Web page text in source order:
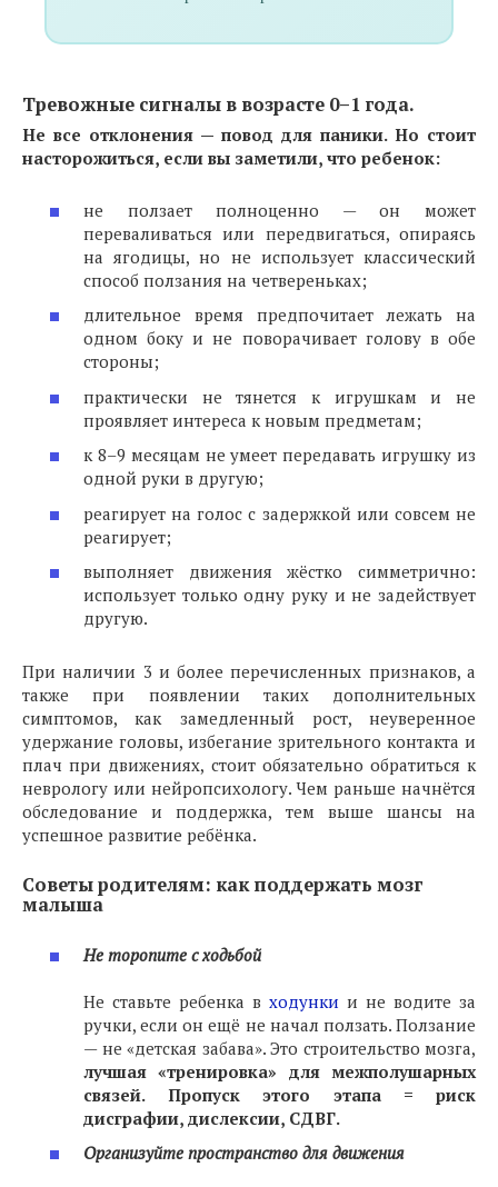
Тревожные сигналы в возрасте 0–1 года.
Не все отклонения — повод для паники. Но стоит
насторожиться, если вы заметили, что ребенок:
не ползает полноценно — он может
переваливаться или передвигаться, опираясь
на ягодицы, но не использует классический
способ ползания на четвереньках;
длительное время предпочитает лежать на
одном боку и не поворачивает голову в обе
стороны;
практически не тянется к игрушкам и не
проявляет интереса к новым предметам;
к 8–9 месяцам не умеет передавать игрушку из
одной руки в другую;
реагирует на голос с задержкой или совсем не
реагирует;
выполняет движения жёстко симметрично:
использует только одну руку и не задействует
другую.
При наличии 3 и более перечисленных признаков, а
также при появлении таких дополнительных
симптомов, как замедленный рост, неуверенное
удержание головы, избегание зрительного контакта и
плач при движениях, стоит обязательно обратиться к
неврологу или нейропсихологу. Чем раньше начнётся
обследование и поддержка, тем выше шансы на
успешное развитие ребёнка.
Советы родителям: как поддержать мозг
малыша
Не торопите с ходьбой
Не ставьте ребенка в ходунки и не водите за
ручки, если он ещё не начал ползать. Ползание
— не «детская забава». Это строительство мозга,
лучшая «тренировка» для межполушарных
связей.
Пропуск этого этапа = риск
дисграфии, дислексии, СДВГ.
Организуйте пространство для движения